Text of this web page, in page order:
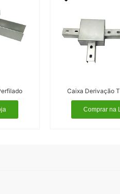
Caixa Derivação
Comprar na